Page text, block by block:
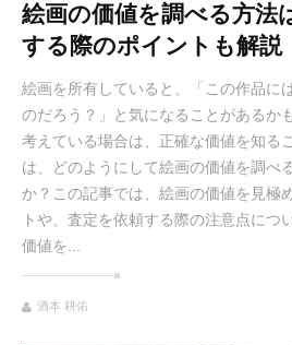
絵画の価値を調べる方法
する際のポイントも解説
絵画を所有していると、「この作品に
のだろう？」と気になることがあるか
考えている場合は、正確な価値を知る
は、どのようにして絵画の価値を調べ
か？この記事では、絵画の価値を見極
トや、査定を依頼する際の注意点につ
価値を...
酒本 耕佑